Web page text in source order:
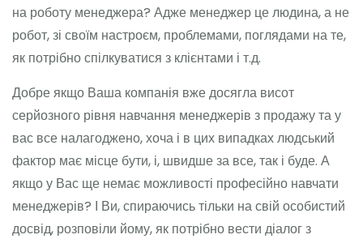
на роботу менеджера? Адже менеджер це людина, а не
робот, зі своїм настроєм, проблемами, поглядами на те,
як потрібно спілкуватися з клієнтами і т.д.
Добре якщо Ваша компанія вже досягла висот
серйозного рівня навчання менеджерів з продажу та у
вас все налагоджено, хоча і в цих випадках людський
фактор має місце бути, і, швидше за все, так і буде. А
якщо у Вас ще немає можливості професійно навчати
менеджерів? І Ви, спираючись тільки на свій особистий
досвід, розповіли йому, як потрібно вести діалог з